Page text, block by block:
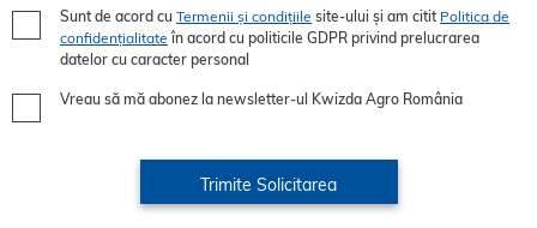
Sunt de acord cu Termenii și condițiile site-ului și am citit Politica de
confidențialitate în acord cu politicile GDPR privind prelucrarea
datelor cu caracter personal
Vreau să mă abonez la newsletter-ul Kwizda Agro România